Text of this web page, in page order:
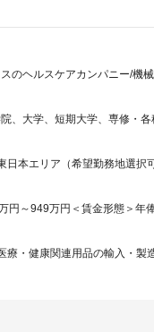
スのヘルスケアカンパニー/
、大学、短期大学、専修・
日本エリア（希望勤務地選択
円～949万円＜賃金形態＞年
療・健康関連用品の輸入・製